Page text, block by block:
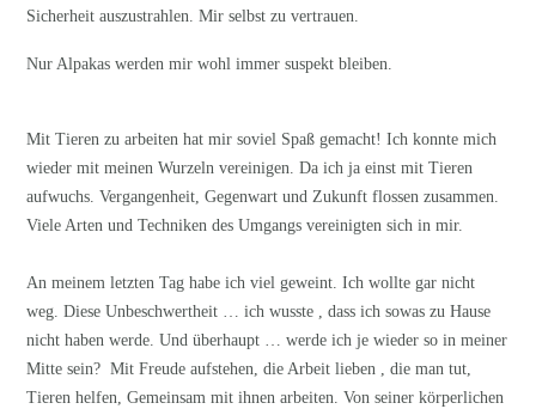
Sicherheit auszustrahlen. Mir selbst zu vertrauen.
Nur Alpakas werden mir wohl immer suspekt bleiben.
Mit Tieren zu arbeiten hat mir soviel Spaß gemacht! Ich konnte mich
wieder mit meinen Wurzeln vereinigen. Da ich ja einst mit Tieren
aufwuchs. Vergangenheit, Gegenwart und Zukunft flossen zusammen.
Viele Arten und Techniken des Umgangs vereinigten sich in mir.
An meinem letzten Tag habe ich viel geweint. Ich wollte gar nicht
weg. Diese Unbeschwertheit … ich wusste , dass ich sowas zu Hause
nicht haben werde. Und überhaupt … werde ich je wieder so in meiner
Mitte sein? Mit Freude aufstehen, die Arbeit lieben , die man tut,
Tieren helfen, Gemeinsam mit ihnen arbeiten. Von seiner körperlichen